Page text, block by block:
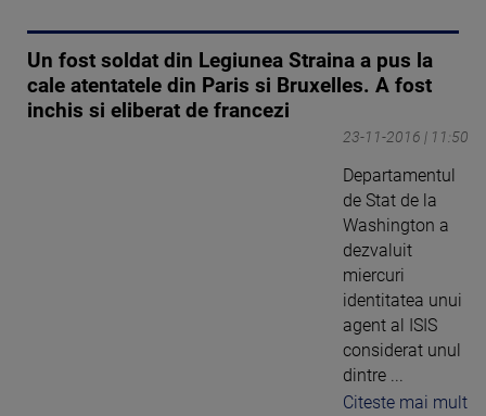
Un fost soldat din Legiunea Straina a pus la
cale atentatele din Paris si Bruxelles. A fost
inchis si eliberat de francezi
23-11-2016 | 11:50
Departamentul
de Stat de la
Washington a
dezvaluit
miercuri
identitatea unui
agent al ISIS
considerat unul
dintre ...
Citeste mai mult